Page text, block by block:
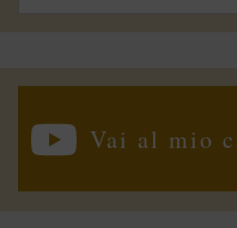
Vai al mio